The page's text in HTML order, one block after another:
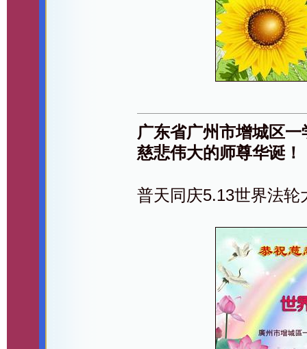
广东省广州市增城区
慈悲伟大的师尊华诞！
普天同庆5.13世界法轮